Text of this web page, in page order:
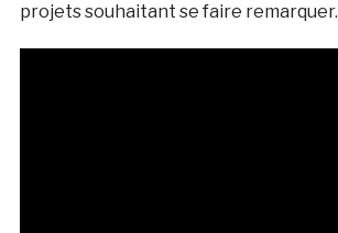
projets souhaitant se faire remarquer.